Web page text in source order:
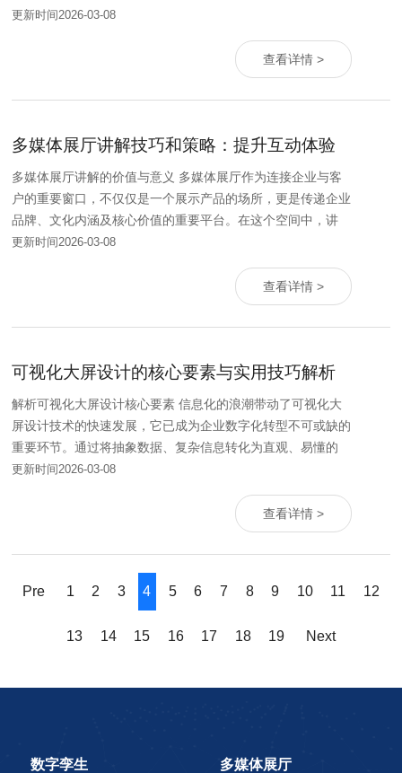
更新时间2026-03-08
查看详情 >
多媒体展厅讲解技巧和策略：提升互动体验
多媒体展厅讲解的价值与意义 多媒体展厅作为连接企业与客
户的重要窗口，不仅仅是一个展示产品的场所，更是传递企业
品牌、文化内涵及核心价值的重要平台。在这个空间中，讲
更新时间2026-03-08
查看详情 >
可视化大屏设计的核心要素与实用技巧解析
解析可视化大屏设计核心要素 信息化的浪潮带动了可视化大
屏设计技术的快速发展，它已成为企业数字化转型不可或缺的
重要环节。通过将抽象数据、复杂信息转化为直观、易懂的
更新时间2026-03-08
查看详情 >
Pre 1 2 3 4 5 6 7 8 9 10 11 12
13 14 15 16 17 18 19 Next
数字孪生 多媒体展厅